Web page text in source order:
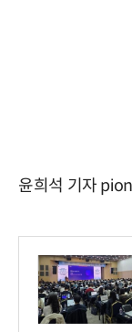
윤희석 기자